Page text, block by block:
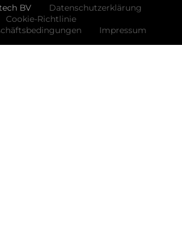
BV
Datenschutzerklärung
Cookie-Richtlinie
Impressum